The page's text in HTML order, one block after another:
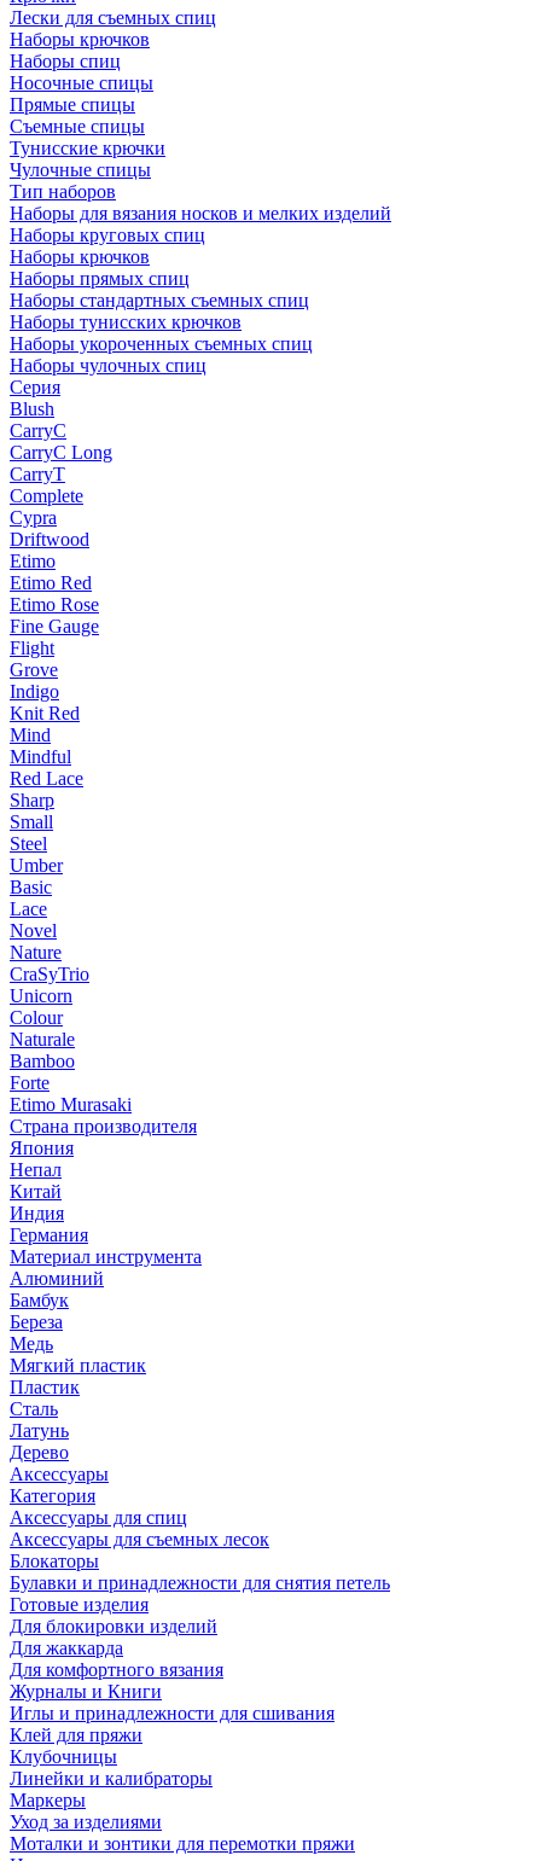
Лески для съемных спиц
Наборы крючков
Наборы спиц
Носочные спицы
Прямые спицы
Съемные спицы
Тунисские крючки
Чулочные спицы
Тип наборов
Наборы для вязания носков и мелких изделий
Наборы круговых спиц
Наборы крючков
Наборы прямых спиц
Наборы стандартных съемных спиц
Наборы тунисских крючков
Наборы укороченных съемных спиц
Наборы чулочных спиц
Серия
Blush
CarryC
CarryC Long
CarryT
Complete
Cypra
Driftwood
Etimo
Etimo Red
Etimo Rose
Fine Gauge
Flight
Grove
Indigo
Knit Red
Mind
Mindful
Red Lace
Sharp
Small
Steel
Umber
Basic
Lace
Novel
Nature
CraSyTrio
Unicorn
Colour
Naturale
Bamboo
Forte
Etimo Murasaki
Страна производителя
Япония
Непал
Китай
Индия
Германия
Материал инструмента
Алюминий
Бамбук
Береза
Медь
Мягкий пластик
Пластик
Сталь
Латунь
Дерево
Аксессуары
Категория
Аксессуары для спиц
Аксессуары для съемных лесок
Блокаторы
Булавки и принадлежности для снятия петель
Готовые изделия
Для блокировки изделий
Для жаккарда
Для комфортного вязания
Журналы и Книги
Иглы и принадлежности для сшивания
Клей для пряжи
Клубочницы
Линейки и калибраторы
Маркеры
Уход за изделиями
Моталки и зонтики для перемотки пряжи